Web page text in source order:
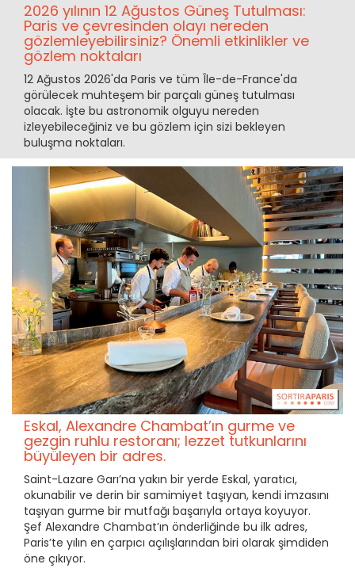
2026 yılının 12 Ağustos Güneş Tutulması:
Paris ve çevresinden olayı nereden
gözlemleyebilirsiniz? Önemli etkinlikler ve
gözlem noktaları
12 Ağustos 2026'da Paris ve tüm Île-de-France'da
görülecek muhteşem bir parçalı güneş tutulması
olacak. İşte bu astronomik olguyu nereden
izleyebileceğiniz ve bu gözlem için sizi bekleyen
buluşma noktaları.
Eskal, Alexandre Chambat’ın gurme ve
gezgin ruhlu restoranı; lezzet tutkunlarını
büyüleyen bir adres.
Saint-Lazare Garı’na yakın bir yerde Eskal, yaratıcı,
okunabilir ve derin bir samimiyet taşıyan, kendi imzasını
taşıyan gurme bir mutfağı başarıyla ortaya koyuyor.
Şef Alexandre Chambat’ın önderliğinde bu ilk adres,
Paris’te yılın en çarpıcı açılışlarından biri olarak şimdiden
öne çıkıyor.